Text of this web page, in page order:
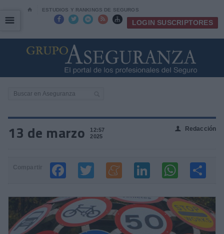
⌂ ESTUDIOS Y RANKINGS DE SEGUROS
     LOGIN SUSCRIPTORES
☰
☰
13 de marzo
12:57
2025
👤 Redacción